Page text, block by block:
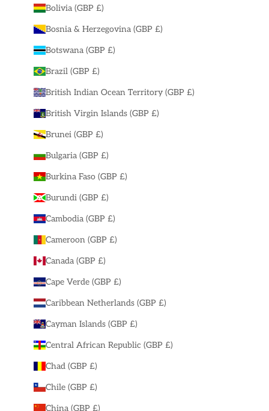
Bolivia (GBP £)
Bosnia & Herzegovina (GBP £)
Botswana (GBP £)
Brazil (GBP £)
British Indian Ocean Territory (GBP £)
British Virgin Islands (GBP £)
Brunei (GBP £)
Bulgaria (GBP £)
Burkina Faso (GBP £)
Burundi (GBP £)
Cambodia (GBP £)
Cameroon (GBP £)
Canada (GBP £)
Cape Verde (GBP £)
Caribbean Netherlands (GBP £)
Cayman Islands (GBP £)
Central African Republic (GBP £)
Chad (GBP £)
Chile (GBP £)
China (GBP £)